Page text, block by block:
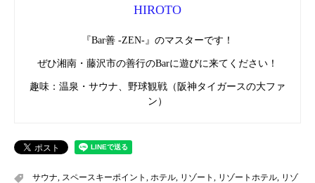
HIROTO
『Bar善 -ZEN-』のマスターです！
ぜひ湘南・藤沢市の善行のBarに遊びに来てください！
趣味：温泉・サウナ、野球観戦（阪神タイガースの大ファ
ン）
サウナ スペースキーポイント ホテル リゾート リゾートホテル リゾ